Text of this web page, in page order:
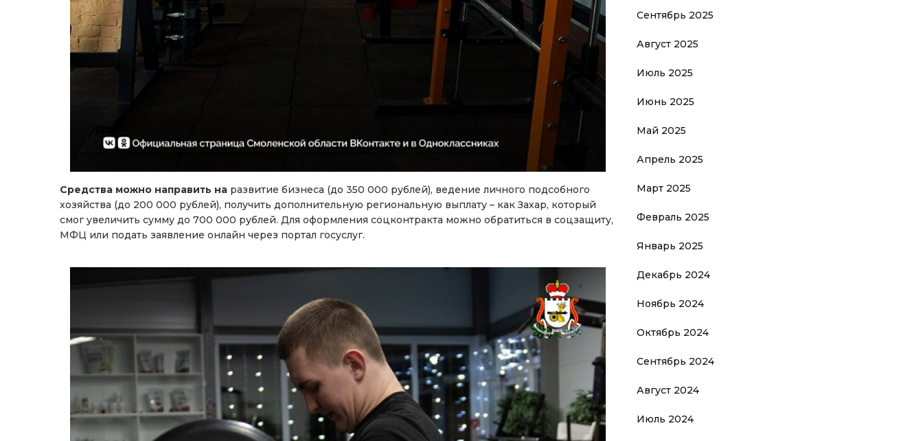
Средства можно направить на развитие бизнеса (до 350 000 рублей), ведение личного подсобного
хозяйства (до 200 000 рублей), получить дополнительную региональную выплату – как Захар, который
смог увеличить сумму до 700 000 рублей. Для оформления соцконтракта можно обратиться в соцзащиту,
МФЦ или подать заявление онлайн через портал госуслуг.
Сентябрь 2025
Август 2025
Июль 2025
Июнь 2025
Май 2025
Апрель 2025
Март 2025
Февраль 2025
Январь 2025
Декабрь 2024
Ноябрь 2024
Октябрь 2024
Сентябрь 2024
Август 2024
Июль 2024